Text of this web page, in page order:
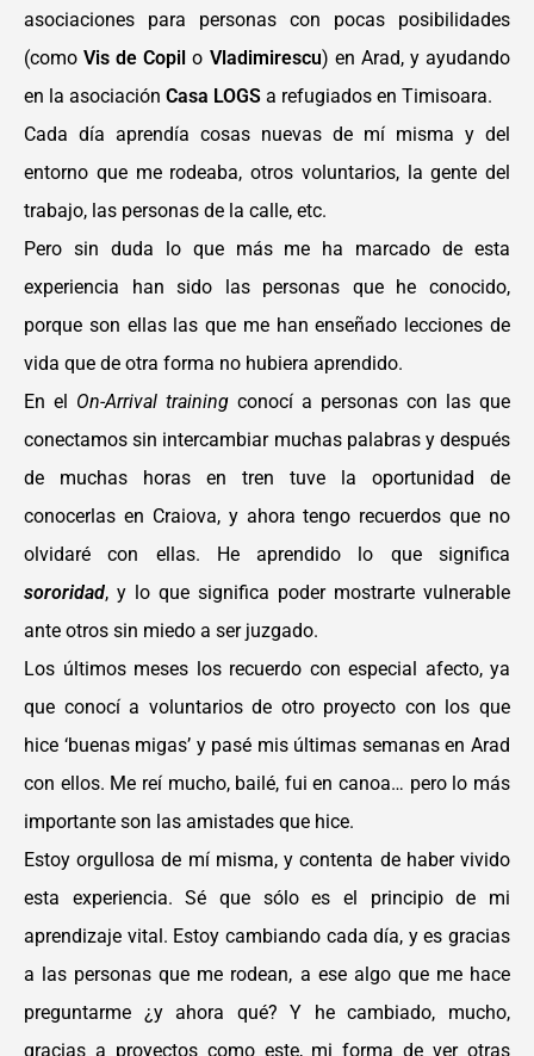
asociaciones para personas con pocas posibilidades
(comoVis de Copilo Vladimirescu) en Arad, y ayudando
en la asociación Casa LOGS a refugiados en Timisoara.
Cada día aprendía cosas nuevas de mí misma y del
entorno que me rodeaba, otros voluntarios, la gente del
trabajo, las personas de la calle, etc.
Pero sin duda lo que más me ha marcado de esta
experiencia han sido las personas que he conocido,
porque son ellas las que me han enseñado lecciones de
vida que de otra forma no hubiera aprendido.
En el On-Arrival training conocí a personas con las que
conectamos sin intercambiar muchas palabras y después
de
muchas horas en tren tuve la oportunidad
de
conocerlas en Craiova, y ahora tengo recuerdos que no
olvidaré con ellas. He
aprendido lo que significa
sororidad, y lo que significa poder mostrarte vulnerable
ante otros sin miedo a ser juzgado.
Los últimos meses los recuerdo con especial afecto, ya
que conocí a voluntarios de otroproyecto con los que
hice ‘buenas migas’ y pasé mis últimas semanas en Arad
con ellos. Me reí mucho, bailé, fui en canoa… pero lo más
importante son las amistades que hice.
Estoy orgullosa de mí misma, y contenta de haber vivido
esta experiencia. Sé que sólo es el principio de mi
aprendizaje vital. Estoy cambiando cada día, y es gracias
a las personas que me rodean, a ese algo que me hace
preguntarme ¿y ahora qué? Y he cambiado, mucho,
gracias a proyectos como este, mi forma de ver otras